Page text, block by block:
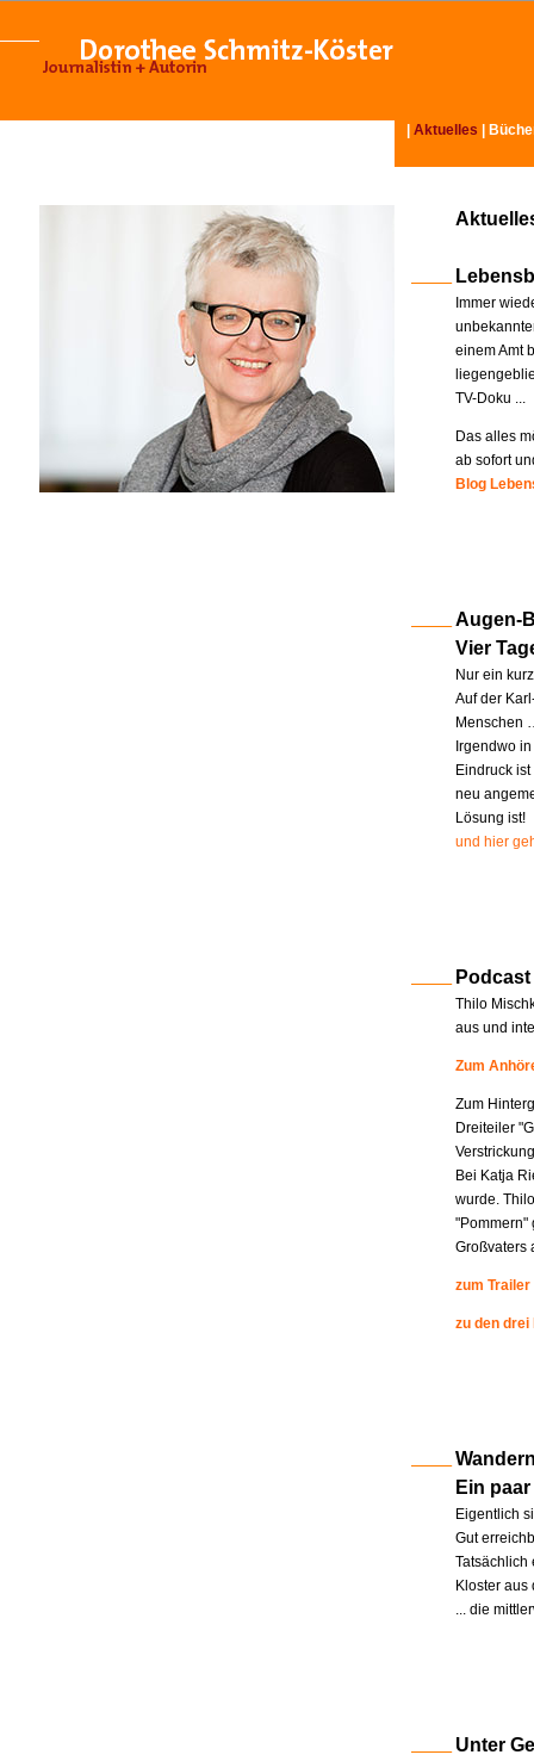
Aktuelles
Immer
einem Amt
TV-Doku ...
Das alles
ab sofort
Blog
Augen-
Vier
Nur ein
Auf der
Menschen
Irgendwo
Eindruck
neu
Lösung ist!
und hier
Podcast
Thilo
aus und
Zum
Zum
Dreiteiler
Bei Katja
wurde.
"Pommern"
Großvaters
zum Trailer
zu den
Ein
Eigentlich
Gut
Tatsächlich
Kloster
... die
Unter